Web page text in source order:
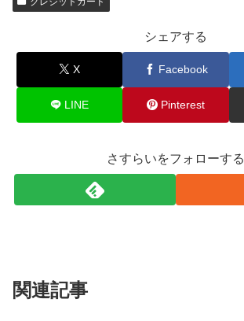
シェアする
X Facebook
LINE Pinterest
さすらいをフォローする
関連記事